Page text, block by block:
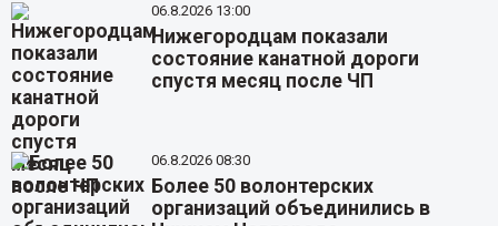
06.8.2026 13:00
Нижегородцам показали
состояние канатной дороги
спустя месяц после ЧП
06.8.2026 08:30
Более 50 волонтерских
организаций объединились в